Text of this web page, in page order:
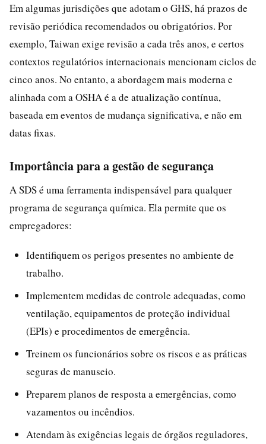
Em algumas jurisdições que adotam o GHS, há prazos de
revisão periódica recomendados ou obrigatórios. Por
exemplo, Taiwan exige revisão a cada três anos, e certos
contextos regulatórios internacionais mencionam ciclos de
cinco anos. No entanto, a abordagem mais moderna e
alinhada com a OSHA é a de atualização contínua,
baseada em eventos de mudança significativa, e não em
datas fixas.
Importância para a gestão de segurança
A SDS é uma ferramenta indispensável para qualquer
programa de segurança química. Ela permite que os
empregadores:
Identifiquem os perigos presentes no ambiente de
trabalho.
Implementem medidas de controle adequadas, como
ventilação, equipamentos de proteção individual
(EPIs) e procedimentos de emergência.
Treinem os funcionários sobre os riscos e as práticas
seguras de manuseio.
Preparem planos de resposta a emergências, como
vazamentos ou incêndios.
Atendam às exigências legais de órgãos reguladores,